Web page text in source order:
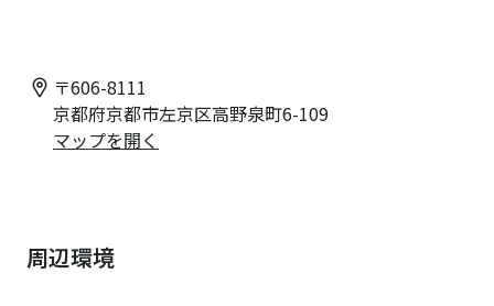
〒606-8111
京都府京都市左京区高野泉町6-109
マップを開く
周辺環境